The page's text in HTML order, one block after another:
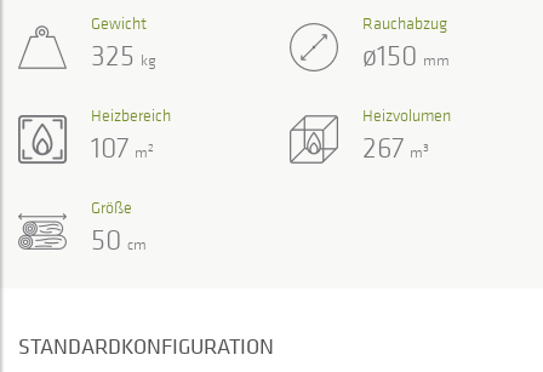
Heizvolumen
267 m3
Heizbereich
107 m2
Gewicht
325 kg
Rauchabzug
ø150 mm
Größe
50 cm
STANDARDKONFIGURATION